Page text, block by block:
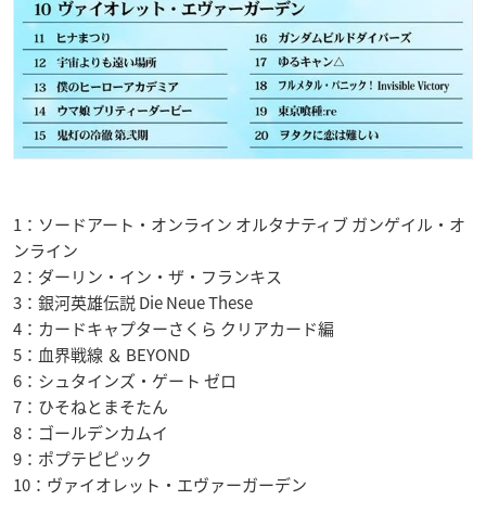
1：ソードアート・オンライン オルタナティブ ガンゲイル・オ
ンライン
2：ダーリン・イン・ザ・フランキス
3：銀河英雄伝説 Die Neue These
4：カードキャプターさくら クリアカード編
5：血界戦線 ＆ BEYOND
6：シュタインズ・ゲート ゼロ
7：ひそねとまそたん
8：ゴールデンカムイ
9：ポプテピピック
10：ヴァイオレット・エヴァーガーデン